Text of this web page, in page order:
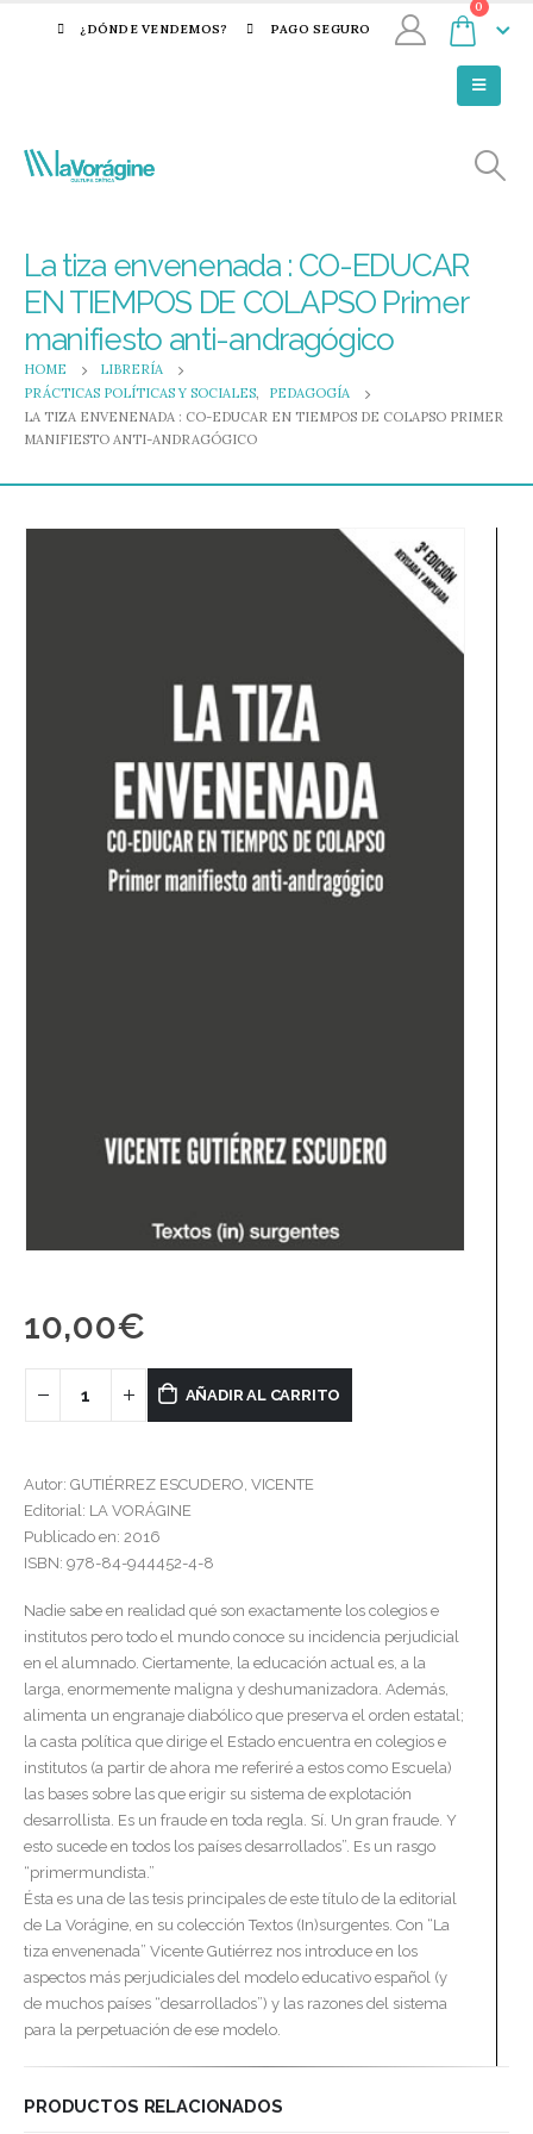
¿DÓNDE VENDEMOS? PAGO SEGURO
0
La tiza envenenada : CO-EDUCAR
EN TIEMPOS DE COLAPSO Primer
manifiesto anti-andragógico
HOME
LIBRERÍA
PRÁCTICAS POLÍTICAS Y SOCIALES,
PEDAGOGÍA
LA TIZA ENVENENADA : CO-EDUCAR EN TIEMPOS DE COLAPSO PRIMER
MANIFIESTO ANTI-ANDRAGÓGICO
10,00€
AÑADIR AL CARRITO
Autor: GUTIÉRREZ ESCUDERO, VICENTE
Editorial: LA VORÁGINE
Publicado en: 2016
ISBN: 978-84-944452-4-8
Nadie sabe en realidad qué son exactamente los colegios e
institutos pero todo el mundo conoce su incidencia perjudicial
en el alumnado. Ciertamente, la educación actual es, a la
larga, enormemente maligna y deshumanizadora. Además,
alimenta un engranaje diabólico que preserva el orden estatal;
la casta política que dirige el Estado encuentra en colegios e
institutos (a partir de ahora me referiré a estos como Escuela)
las bases sobre las que erigir su sistema de explotación
desarrollista. Es un fraude en toda regla. Sí. Un gran fraude. Y
esto sucede en todos los países desarrollados”. Es un rasgo
“primermundista.”
Ésta es una de las tesis principales de este título de la editorial
de La Vorágine, en su colección Textos (In)surgentes. Con “La
tiza envenenada” Vicente Gutiérrez nos introduce en los
aspectos más perjudiciales del modelo educativo español (y
de muchos países “desarrollados”) y las razones del sistema
para la perpetuación de ese modelo.
PRODUCTOS RELACIONADOS